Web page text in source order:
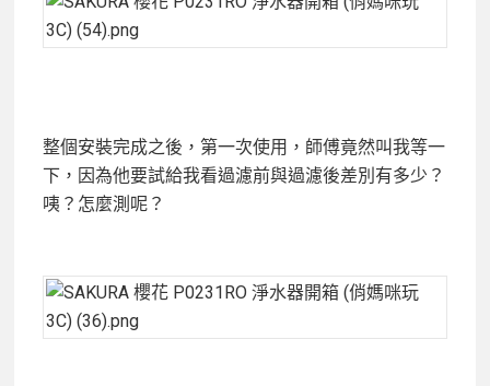
整個安裝完成之後，第一次使用，師傅竟然叫我等一
下，因為他要試給我看過濾前與過濾後差別有多少？
咦？怎麼測呢？